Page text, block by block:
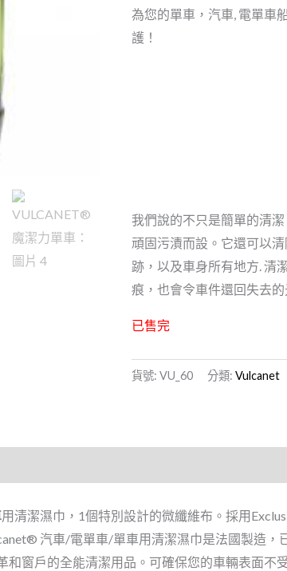
為您的單車，汽車, 電單車
護！
我們說的不只是簡單的清
頑固污漬而設。它還可以
跡，以及車身所有地方. 清
痕，也會令車件還回失去的
已售完
貨號:VU_60 分類:Vulcanet
用清潔濕巾，1個特別設計的微纖維布。採用
汽車/電單車/單車用清潔濕巾是法國製造，
窗戶的全能清潔用品。可確保您的車輛表面不